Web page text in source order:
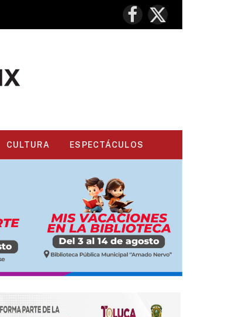
Facebook
X
(Twitter)
CULTURA ESPECTÁCULOS